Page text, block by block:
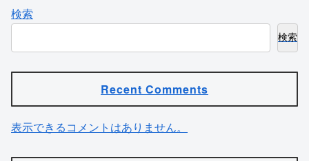
検索
検索
Recent Comments
表示できるコメントはありません。